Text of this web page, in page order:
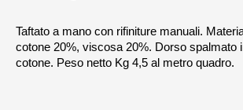
Taftato a mano con rifiniture manuali.
cotone 20%, viscosa 20%. Dorso spalmato
cotone. Peso netto Kg 4,5 al metro quadro.